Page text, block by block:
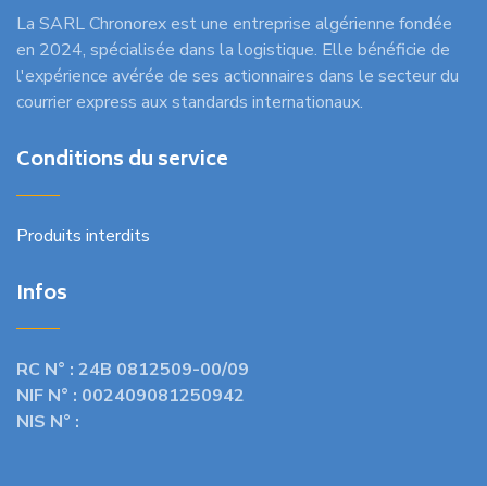
La SARL Chronorex est une entreprise algérienne fondée
en 2024, spécialisée dans la logistique. Elle bénéficie de
l'expérience avérée de ses actionnaires dans le secteur du
courrier express aux standards internationaux.
Conditions du service
Produits interdits
Infos
RC N° : 24B 0812509-00/09
NIF N° : 002409081250942
NIS N° :